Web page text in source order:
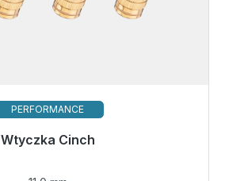
PERFORMANCE
Wtyczka Cinch